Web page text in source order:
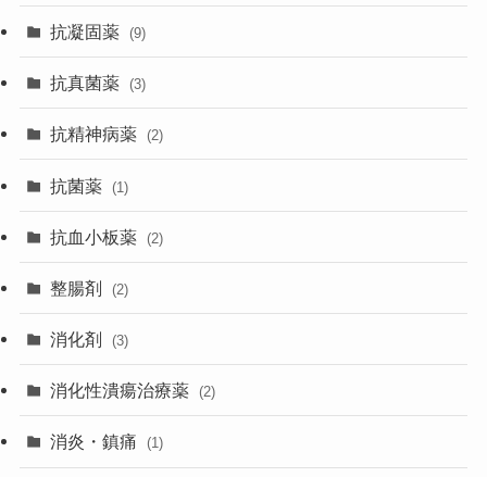
抗凝固薬 (9)
抗真菌薬 (3)
抗精神病薬 (2)
抗菌薬 (1)
抗血小板薬 (2)
整腸剤 (2)
消化剤 (3)
消化性潰瘍治療薬 (2)
消炎・鎮痛 (1)